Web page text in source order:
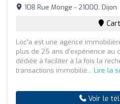
108 Rue Monge - 21000, Dijon
Loc'a est une agence
plus de 25 ans d'expérience au
dédiée à faciliter à la fois la
transactions immobiliè... Lire la
Voir le